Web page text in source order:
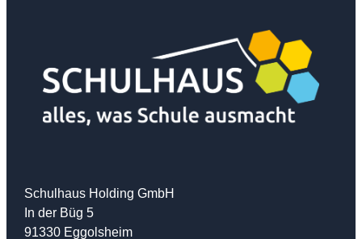
Schulhaus Holding GmbH
In der Büg 5
91330 Eggolsheim